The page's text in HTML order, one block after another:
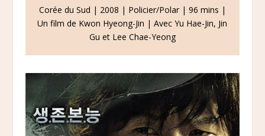
Corée du Sud | 2008 | Policier/Polar | 96 mins |
Un film de Kwon Hyeong-Jin | Avec Yu Hae-Jin, Jin
Gu et Lee Chae-Yeong